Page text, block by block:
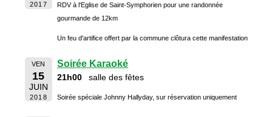
2017
RDV à l'Eglise de Saint-Symphorien pour une randonnée
gourmande de 12km
Un feu d'artifice offert par la commune clôtura cette manifestation
VEN
15
JUIN
2018
Soirée Karaoké
21h00 salle des fêtes
Soirée spéciale Johnny Hallyday, sur réservation uniquement